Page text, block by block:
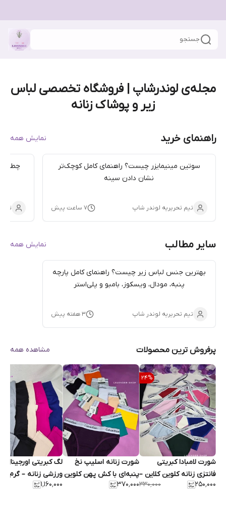
جستجو
مجله‌ی لوندرشاپ | فروشگاه تخصصی لباس
زیر و پوشاک زنانه
راهنمای خرید نمایش همه
سوتین مینیمایزر چیست؟ راهنمای کامل کوچک‌تر
نشان دادن سینه
۷ ساعت پیش تیم تحریریه لوندر شاپ
چطور
تیم
سایر مطالب نمایش همه
بهترین جنس لباس زیر چیست؟ راهنمای کامل پارچه
پنبه، مودال، ویسکوز، بامبو و پلی‌استر
۳ هفته پیش تیم تحریریه لوندر شاپ
پرفروش ترین محصولات مشاهده همه
24%
شورت لامبادا کبریتی
فانتزی زنانه کلوین کلاین –
فری‌سایز
۲۵۰٬۰۰۰ ۳۳۰٬۰۰۰
شورت زنانه اسلیپ نخ
پنبه‌ای با کش پهن کلوین
کلاین
۳۷۰٬۰۰۰
لگ کبریتی اورجینال
ورزشی زنانه – گرم‌بالا،
خوش‌فرم، فری سایز تا
۱٬۱۶۰٬۰۰۰